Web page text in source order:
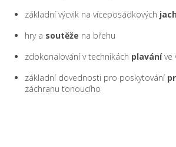
základní výcvik na víceposádkových
hry a soutěže na břehu
zdokonalování v technikách plaváníve
základní dovednosti pro poskytování
záchranu tonoucího